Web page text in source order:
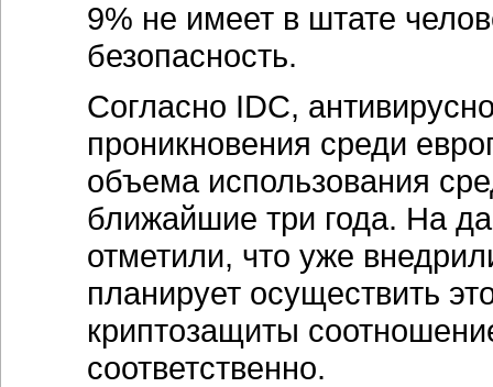
9% не имеет в штате
безопасность.
Согласно IDC,
проникновения среди
объема использования
ближайшие три года. На
отметили, что уже
планирует осуществить
криптозащиты
соответственно.